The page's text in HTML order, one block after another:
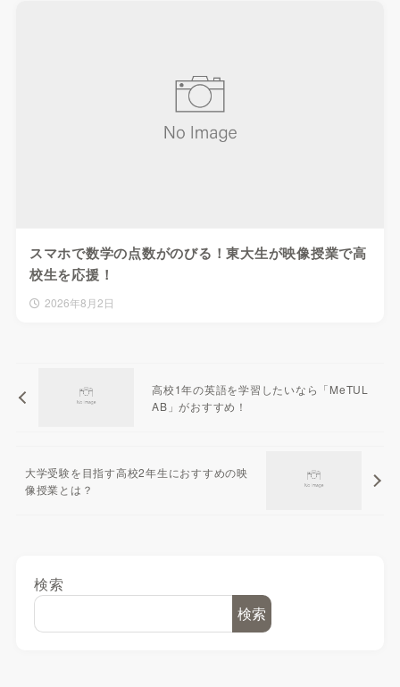
スマホで数学の点数がのびる！東大生が映像授業で高
校生を応援！
2026年8月2日
高校1年の英語を学習したいなら「MeTUL
AB」がおすすめ！
大学受験を目指す高校2年生におすすめの映
像授業とは？
検索
検索